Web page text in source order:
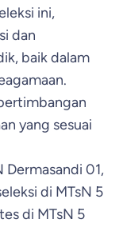
ini,
dan
baik dalam
yang sesuai
Dermasandi 01,
di MTsN 5
di MTsN 5